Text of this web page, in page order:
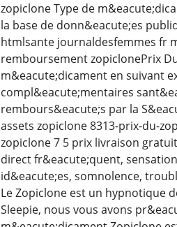
zopiclone Type de
la base de donn&eacute;es
htmlsante journaldesfemmes fr
remboursement zopiclonePrix
m&eacute;dicament en suivant
compl&eacute;mentaires
rembours&eacute;s par la
assets zopiclone 8313-prix-du-
zopiclone 7 5 prix livraison
direct fr&eacute;quent,
id&eacute;es, somnolence,
Le Zopiclone est un hypnotique
Sleepie, nous vous avons